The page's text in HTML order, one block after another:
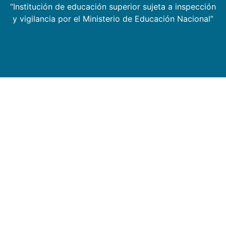
“Institución de educación superior sujeta a inspección
y vigilancia por el Ministerio de Educación Nacional”